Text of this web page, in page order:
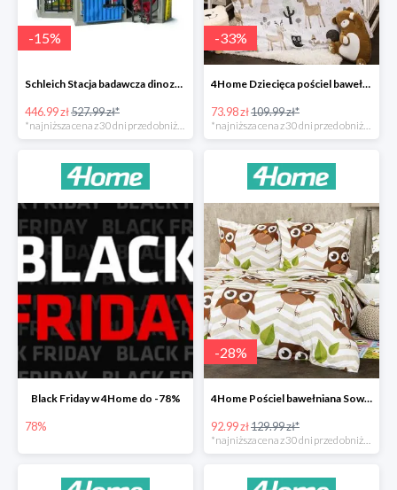
-15%
Schleich Stacja badawcza dinozaurów -15%
446.99 zł527.99 zł*
*najniższa cena z 30 dni przed obniżką
-33%
4Home Dziecięca pościel bawełniana do łóżeczka Nordic Friends -33%
73.98 zł109.99 zł*
*najniższa cena z 30 dni przed obniżką
Black Friday w 4Home do -78%
78%
-28%
4Home Pościel bawełniana Sowy -28%
92.99 zł129.99 zł*